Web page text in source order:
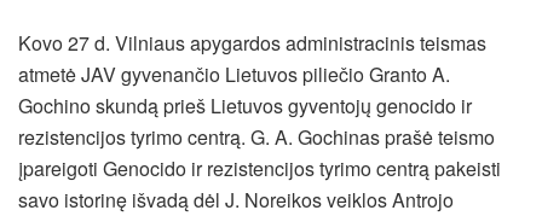
Kovo 27 d. Vilniaus apygardos administracinis teismas
atmetė JAV gyvenančio Lietuvos piliečio Granto A.
Gochino skundą prieš Lietuvos gyventojų genocido ir
rezistencijos tyrimo centrą. G. A. Gochinas prašė teismo
įpareigoti Genocido ir rezistencijos tyrimo centrą pakeisti
savo istorinę išvadą dėl J. Noreikos veiklos Antrojo